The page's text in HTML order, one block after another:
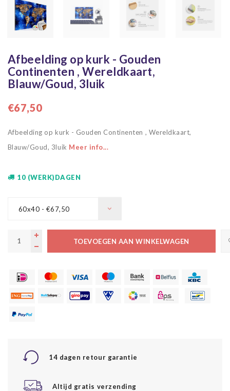
Afbeelding op kurk - Gouden
Continenten , Wereldkaart,
Blauw/Goud, 3luik
€67,50
Afbeelding op kurk - Gouden Continenten , Wereldkaart,
Blauw/Goud, 3luik Meer info...
10 (WERK)DAGEN
60x40 - €67,50
TOEVOEGEN AAN WINKELWAGEN
14 dagen retour garantie
Altijd gratis verzending